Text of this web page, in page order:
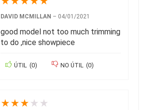
DAVID MCMILLAN – 04/01/2021
good model not too much trimming
to do ,nice showpiece
ÚTIL (0) NO ÚTIL (0)
★★★ ★ ★